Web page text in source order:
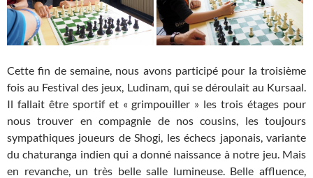
Cette fin de semaine, nous avons participé pour la troisième
fois au Festival des jeux, Ludinam, qui se déroulait au Kursaal.
Il fallait être sportif et « grimpouiller » les trois étages pour
nous trouver en compagnie de nos cousins, les toujours
sympathiques joueurs de Shogi, les échecs japonais, variante
du chaturanga indien qui a donné naissance à notre jeu. Mais
en revanche, un très belle salle lumineuse. Belle affluence,